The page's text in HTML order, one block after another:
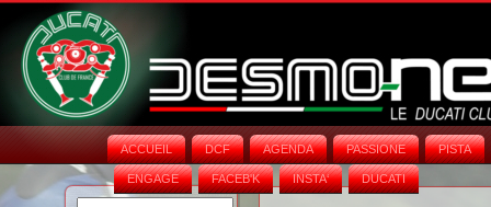
ACCUEIL DCF AGENDA PASSIONE PISTA
ENGAGE FACEB'K INSTA‘ DUCATI